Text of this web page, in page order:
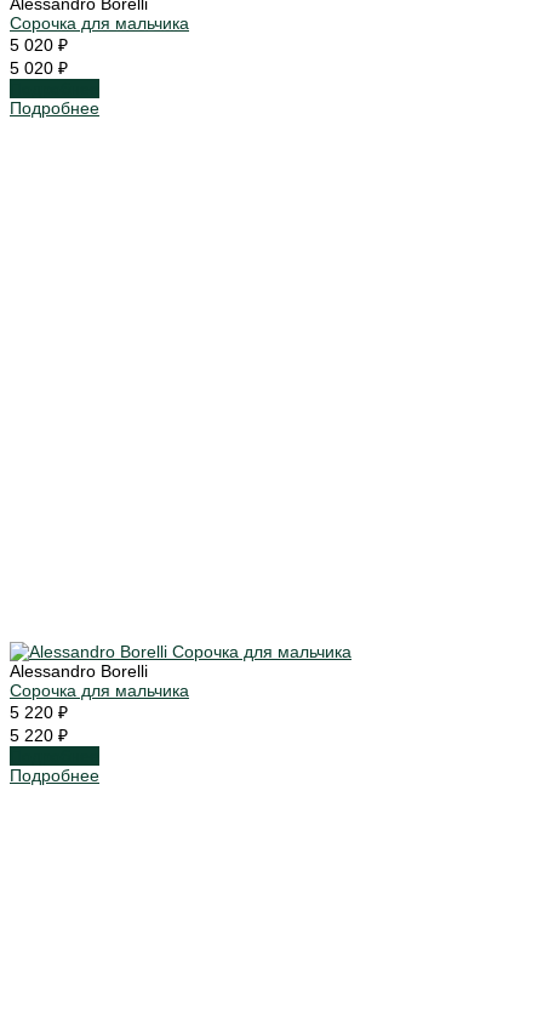
Сорочка для мальчика
5 020 ₽
5 020 ₽
Подробнее
Alessandro Borelli
Сорочка для мальчика
5 220 ₽
5 220 ₽
Подробнее